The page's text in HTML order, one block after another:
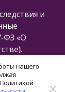
и
ФЗ «О
нашего